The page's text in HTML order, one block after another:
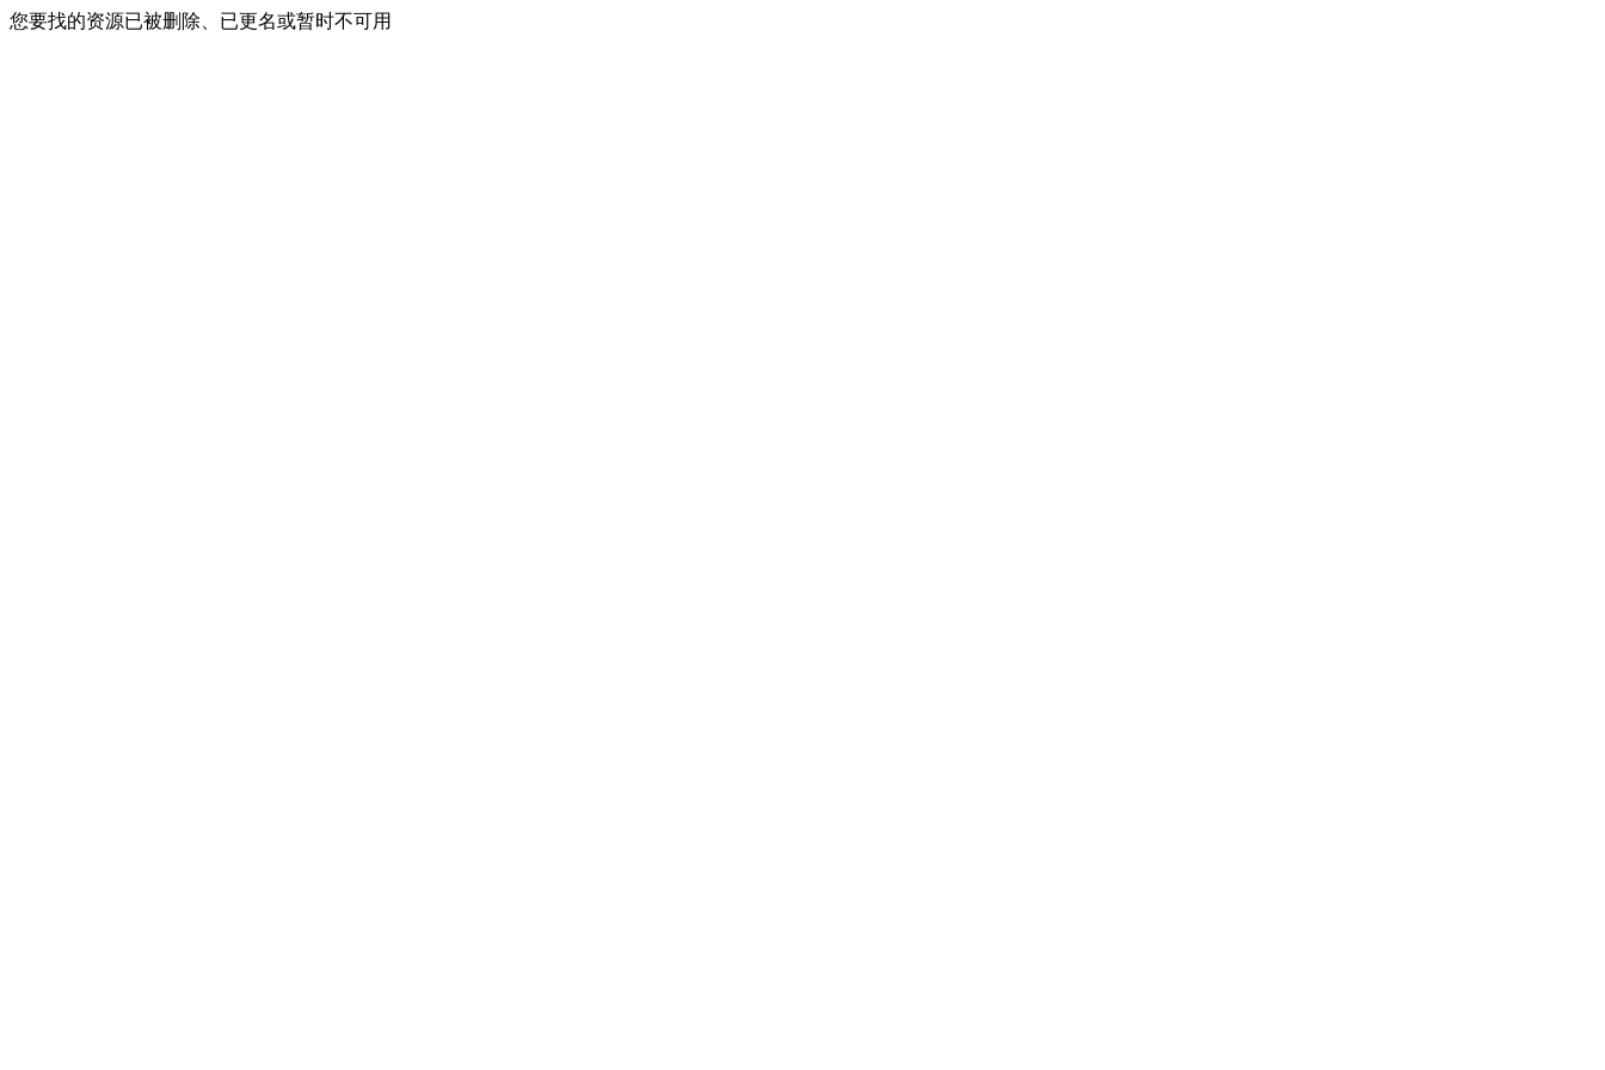
您要找的资源已被删除、已更名或暂时不可用